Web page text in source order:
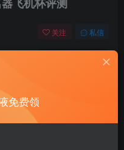
飞机杯评测
关注 私信
+扫码加好友，即
液→
偏圆柱体，私处的位
免费领